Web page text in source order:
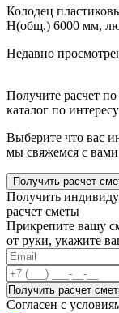
Колодец
H(общ.) 6000 мм,
Недавно
Получите расчет
каталог по
Выберите что вас
мы свяжемся с
Получить расчет
Получить
расчет сметы
Прикрепите вашу
от руки, укажите
Согласен с